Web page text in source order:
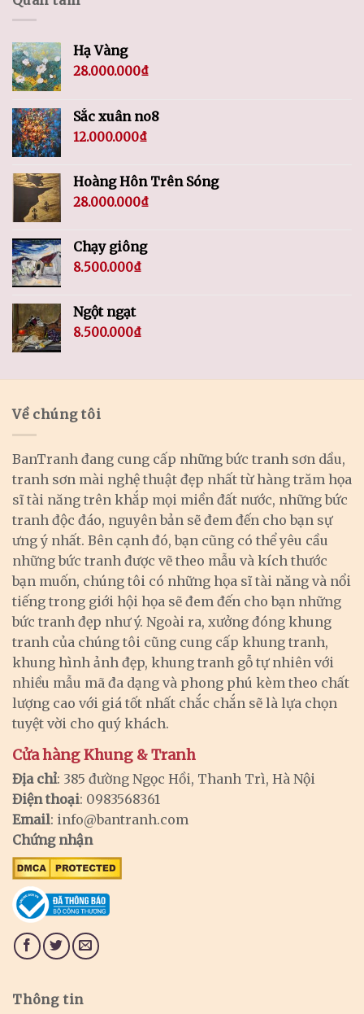
Hạ Vàng
28.000.000₫
Sắc xuân no8
12.000.000₫
Hoàng Hôn Trên Sóng
28.000.000₫
Chạy giông
8.500.000₫
Ngột ngạt
8.500.000₫
Về chúng tôi
BanTranh đang cung cấp những bức tranh sơn dầu,
tranh sơn mài nghệ thuật đẹp nhất từ hàng trăm họa
sĩ tài năng trên khắp mọi miền đất nước, những bức
tranh độc đáo, nguyên bản sẽ đem đến cho bạn sự
ưng ý nhất. Bên cạnh đó, bạn cũng có thể yêu cầu
những bức tranh được vẽ theo mẫu và kích thước
bạn muốn, chúng tôi có những họa sĩ tài năng và nổi
tiếng trong giới hội họa sẽ đem đến cho bạn những
bức tranh đẹp như ý. Ngoài ra, xưởng đóng khung
tranh của chúng tôi cũng cung cấp khung tranh,
khung hình ảnh đẹp, khung tranh gỗ tự nhiên với
nhiều mẫu mã đa dạng và phong phú kèm theo chất
lượng cao với giá tốt nhất chắc chắn sẽ là lựa chọn
tuyệt vời cho quý khách.
Cửa hàng Khung & Tranh
Địa chỉ: 385 đường Ngọc Hồi, Thanh Trì, Hà Nội
Điện thoại: 0983568361
Email: info@bantranh.com
Chứng nhận
Thông tin